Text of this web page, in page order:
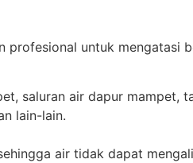
profesional untuk mengatasi
saluran air dapur mampet,
lain-lain.
air tidak dapat